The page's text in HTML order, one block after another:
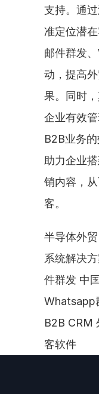
支持。通
准定位潜
邮件群发
动，提高
果。同时
企业有效
B2B业务
助力企业
销内容，
客。
半导体外
系统解决
件群发 中
Whatsapp
B2B CRM
客软件